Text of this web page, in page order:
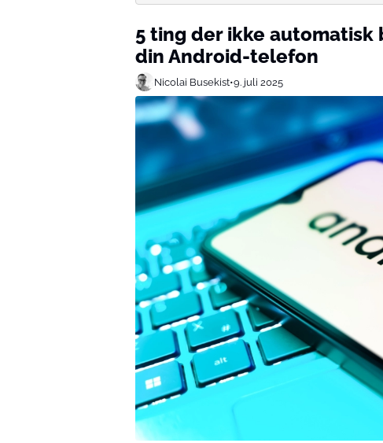
5 ting der ikke
din Android-telefon
Nicolai Busekist•9. juli 2025